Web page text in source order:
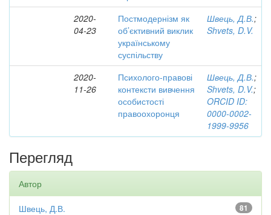
2020-
04-23
Постмодернізм як
об’єктивний виклик
українському
суспільству
Швець, Д.В.;
Shvets, D.V.
2020-
11-26
Психолого-правові
контексти вивчення
особистості
правоохоронця
Швець, Д.В.;
Shvets, D.V.;
ORCID ID:
0000-0002-
1999-9956
Перегляд
Автор
81
Швець, Д.В.